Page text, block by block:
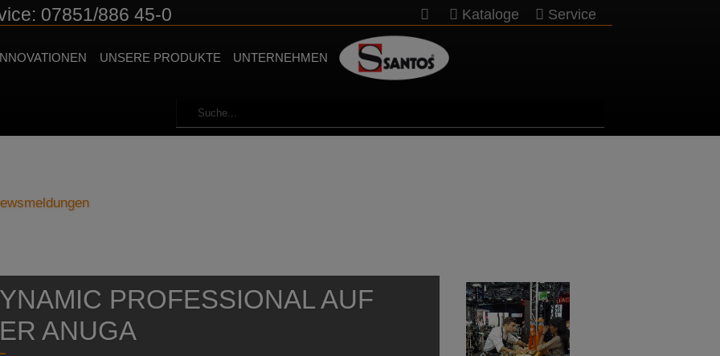
07851/886 45-0 Kataloge Service
UNSERE PRODUKTE UNTERNEHMEN
PROFESSIONAL AUF
ANUGA